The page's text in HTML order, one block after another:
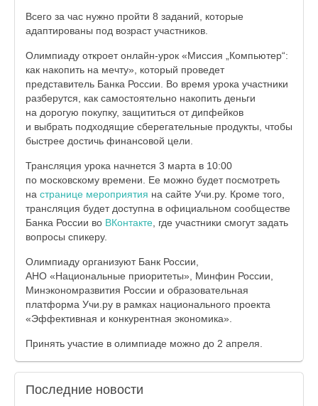
Всего за час нужно пройти 8 заданий, которые
адаптированы под возраст участников.
Олимпиаду откроет онлайн-урок «Миссия „Компьютер“:
как накопить на мечту», который проведет
представитель Банка России. Во время урока участники
разберутся, как самостоятельно накопить деньги
на дорогую покупку, защититься от дипфейков
и выбрать подходящие сберегательные продукты, чтобы
быстрее достичь финансовой цели.
Трансляция урока начнется 3 марта в 10:00
по московскому времени. Ее можно будет посмотреть
на странице мероприятия на сайте Учи.ру. Кроме того,
трансляция будет доступна в официальном сообществе
Банка России во ВКонтакте , где участники смогут задать
вопросы спикеру.
Олимпиаду организуют Банк России,
АНО «Национальные приоритеты», Минфин России,
Минэкономразвития России и образовательная
платформа Учи.ру в рамках национального проекта
«Эффективная и конкурентная экономика».
Принять участие в олимпиаде можно до 2 апреля.
Последние новости